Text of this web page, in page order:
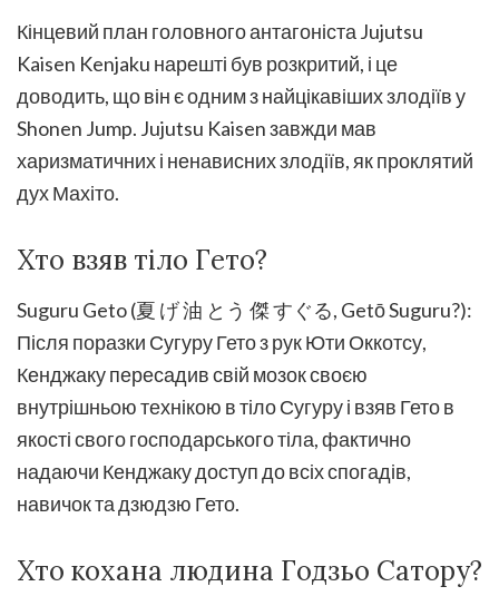
Кінцевий план головного антагоніста Jujutsu
Kaisen Kenjaku нарешті був розкритий, і це
доводить, що він є одним з найцікавіших злодіїв у
Shonen Jump. Jujutsu Kaisen завжди мав
харизматичних і ненависних злодіїв, як проклятий
дух Махіто.
Хто взяв тіло Гето?
Suguru Geto (夏 げ 油 とう 傑 すぐる, Getō Suguru?):
Після поразки Сугуру Гето з рук Юти Оккотсу,
Кенджаку пересадив свій мозок своєю
внутрішньою технікою в тіло Сугуру і взяв Гето в
якості свого господарського тіла, фактично
надаючи Кенджаку доступ до всіх спогадів,
навичок та дзюдзю Гето.
Хто кохана людина Годзьо Сатору?